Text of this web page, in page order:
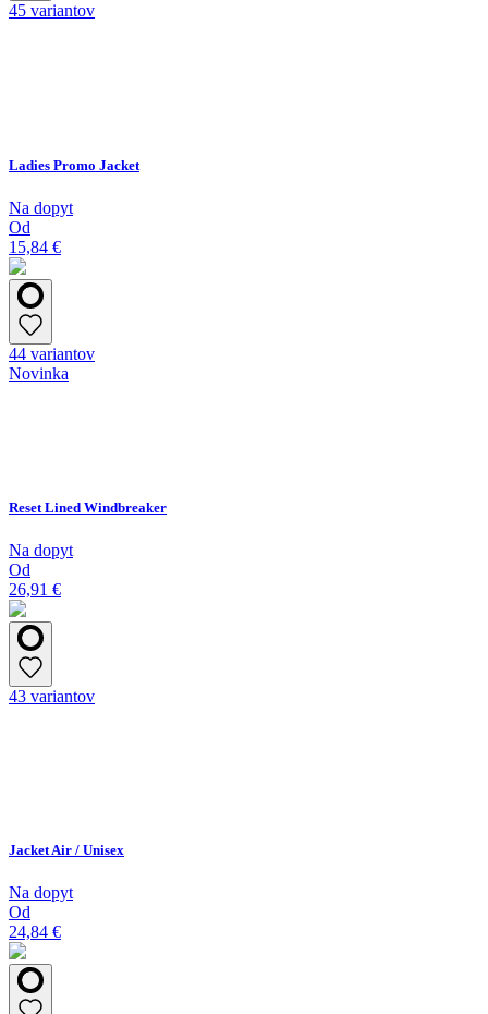
45 variantov
Ladies Promo Jacket
Na dopyt
Od
15,84 €
44 variantov
Novinka
Reset Lined Windbreaker
Na dopyt
Od
26,91 €
43 variantov
Jacket Air / Unisex
Na dopyt
Od
24,84 €